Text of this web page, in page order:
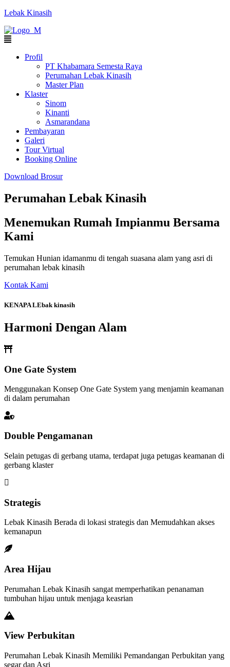
Lebak Kinasih
Profil
PT Khabamara Semesta Raya
Perumahan Lebak Kinasih
Master Plan
Klaster
Sinom
Kinanti
Asmarandana
Pembayaran
Galeri
Tour Virtual
Booking Online
Download Brosur
Perumahan Lebak Kinasih
Menemukan Rumah Impianmu Bersama
Kami
Temukan Hunian idamanmu di tengah suasana alam yang asri di
perumahan lebak kinasih
Kontak Kami
KENAPA LEbak kinasih
Harmoni Dengan Alam
One Gate System
Menggunakan Konsep One Gate System yang menjamin keamanan
di dalam perumahan
Double Pengamanan
Selain petugas di gerbang utama, terdapat juga petugas keamanan di
gerbang klaster
Strategis
Lebak Kinasih Berada di lokasi strategis dan Memudahkan akses
kemanapun
Area Hijau
Perumahan Lebak Kinasih sangat memperhatikan penanaman
tumbuhan hijau untuk menjaga keasrian
View Perbukitan
Perumahan Lebak Kinasih Memiliki Pemandangan Perbukitan yang
segar dan Asri